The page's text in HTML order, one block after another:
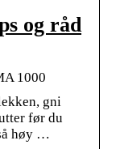
og råd
1000
gni
før du
høy …